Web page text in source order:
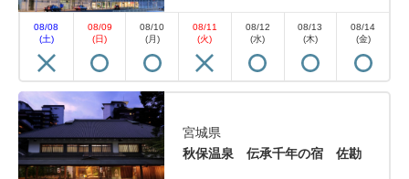
08/08
(土)
08/09
(日)
08/10
(月)
08/11
(火)
08/12
(水)
08/13
(木)
08/14
(金)
宮城県
秋保温泉 伝承千年の宿 佐勘